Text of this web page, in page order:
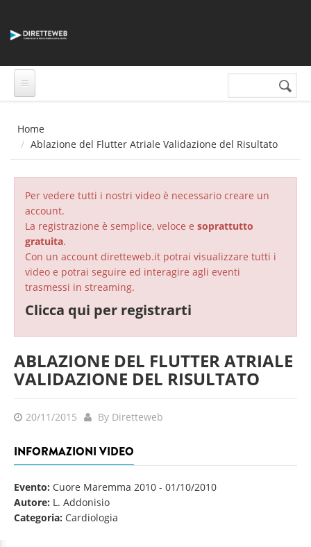
Form di
Cerca nel sito
Home
Ablazione del Flutter Atriale Validazione del Risultato
Per vedere tutti i nostri video è necessario creare un
account.
La registrazione è semplice, veloce e soprattutto
gratuita.
Con un account diretteweb.it potrai visualizzare tutti i
video e potrai seguire ed interagire agli eventi
trasmessi in streaming.
Clicca qui per registrarti
ABLAZIONE DEL FLUTTER ATRIALE
VALIDAZIONE DEL RISULTATO
20/11/2015 By Diretteweb
INFORMAZIONI VIDEO
Evento: Cuore Maremma 2010 - 01/10/2010
Autore: L. Addonisio
Categoria: Cardiologia